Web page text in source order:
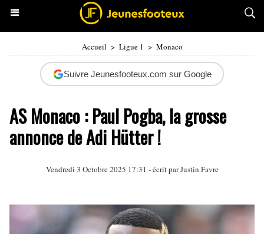
Accueil > Ligue 1 > Monaco
Suivre Jeunesfooteux.com sur Google
AS Monaco : Paul Pogba, la grosse
annonce de Adi Hütter !
Vendredi 3 Octobre 2025 17:31 - écrit parJustin Favre